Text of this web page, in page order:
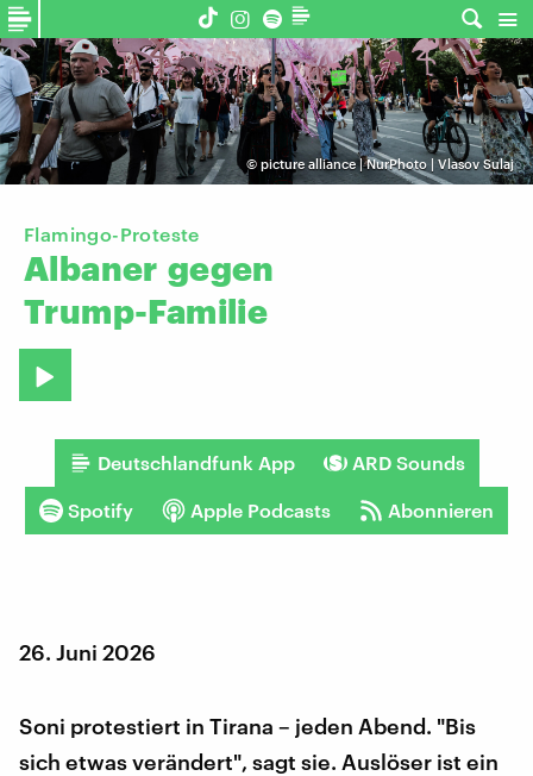
© picture alliance | NurPhoto | Vlasov Sulaj
Flamingo-Proteste
Albaner gegen
Trump-Familie
Deutschlandfunk App ARD Sounds
Spotify Apple Podcasts Abonnieren
26. Juni 2026
Soni protestiert in Tirana – jeden Abend. "Bis
sich etwas verändert", sagt sie. Auslöser ist ein